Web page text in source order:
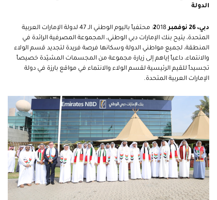
الدولة
دبي، 26 نوفمبر 2
018: محتفياً باليوم الوطني الـ 47 لدولة الإمارات العربية
المتحدة، يتيح بنك الإمارات دبي الوطني، المجموعة المصرفية الرائدة في
المنطقة، لجميع مواطني الدولة وسكانها فرصة فريدة لتجديد قسم الولاء
والانتماء، داعياً إياهم إلى زيارة مجموعة من المجسمات المشيّدة خصيصاً
تجسيداً للقيم الرئيسية لقسم الولاء والانتماء في مواقع بارزة في دولة
الإمارات العربية المتحدة.